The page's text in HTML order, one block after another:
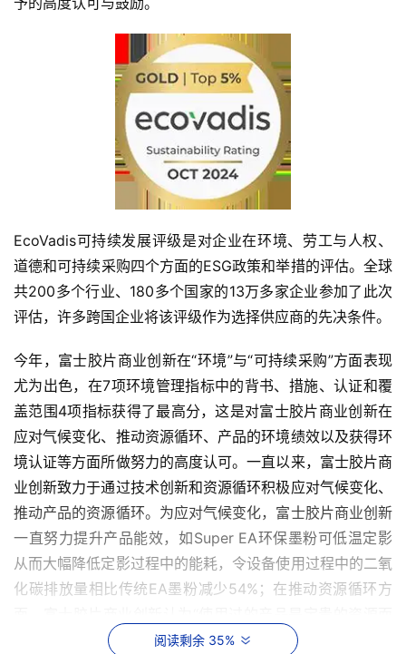
EcoVadis可持续发展评级是对企业在环境、劳工与人权、
道德和可持续采购四个方面的ESG政策和举措的评估。全球
共200多个行业、180多个国家的13万多家企业参加了此次
评估，许多跨国企业将该评级作为选择供应商的先决条件。
今年，富士胶片商业创新在“环境”与“可持续采购”方面表现
尤为出色，在7项环境管理指标中的背书、措施、认证和覆
盖范围4项指标获得了最高分，这是对富士胶片商业创新在
应对气候变化、推动资源循环、产品的环境绩效以及获得环
境认证等方面所做努力的高度认可。一直以来，富士胶片商
业创新致力于通过技术创新和资源循环积极应对气候变化、
推动产品的资源循环。为应对气候变化，富士胶片商业创新
一直努力提升产品能效，如Super EA环保墨粉可低温定影
从而大幅降低定影过程中的能耗，令设备使用过程中的二氧
化碳排放量相比传统EA墨粉减少54%；在推动资源循环方
非垃圾”，并于2010年开始生产再制造产品，这些再制造产
阅读剩余 35%